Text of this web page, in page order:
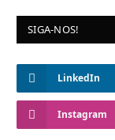
SIGA-NOS!
LinkedIn
Instagram